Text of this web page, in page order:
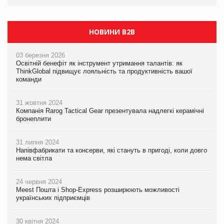
НОВИНИ B2B
03 березня 2026
Освітній бенефіт як інструмент утримання талантів: як
ThinkGlobal підвищує лояльність та продуктивність вашої
команди
31 жовтня 2024
Компанія Rarog Tactical Gear презентувала надлегкі керамічні
бронеплити
31 липня 2024
Напівфабрикати та консерви, які стануть в пригоді, коли довго
нема світла
24 червня 2024
Meest Пошта і Shop-Express розширюють можливості
українських підприємців
30 квітня 2024